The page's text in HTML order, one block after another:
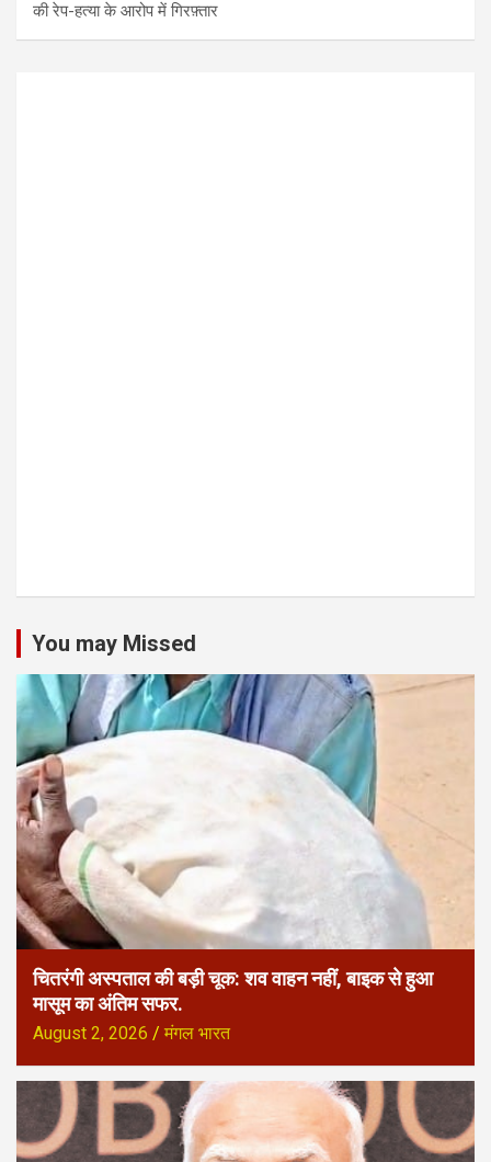
की रेप-हत्या के आरोप में गिरफ़्तार
You may Missed
चितरंगी अस्पताल की बड़ी चूक: शव वाहन नहीं, बाइक से हुआ
मासूम का अंतिम सफर.
August 2, 2026 मंगल भारत